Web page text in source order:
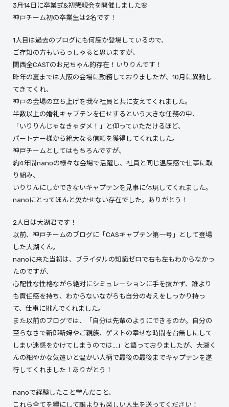
3月14日に卒業式&初懇親会を開催しました🌸
神戸チーム初の卒業生は2名です！
1人目は過去のブログにも何度か登場しているので、
ご存知の方もいらっしゃると思いますが、
関西全CASTのお兄ちゃん的存在！いりりんです！
昨年の夏までは大阪の会場に勤務しておりましたが、10月に異動し
てきてくれ、
神戸の会場の立ち上げを我々社員と共に支えてくれました。
半数以上の婚礼キャプテンを任せするという大きな任務の中、
「いりりんじゃなきゃダメ！」と仰っていただけるほど、
パートナー様から絶大なる信頼を獲得してくれました。
神戸チームとしてはもちろんですが、
約4年間nanoの様々な会場で活躍し、社員と同じ温度感で仕事に取
り組み、
いりりんにしかできないキャプテンを見事に体現してくれました。
nanoにとってほんと欠かせない存在でした。ありがとう！
2人目は大湖君です！
以前、神戸チームのブログに「CASキャプテン第一号」として登場
した大湖くん。
nanoに来た当初は、ブライダルの知識ゼロで右も左もわからなかっ
たのですが、
心配性な性格ながら絶対にシミュレーションに手を抜かず、誰より
も責任感を持ち、わからないながらも自分の考えをしっかり持っ
て、仕事に挑んでくれました。
また以前のブログでは、「自分は先輩のようにできるのか。自分の
至らなさで新郎新婦やご親族、ゲストの幸せな時間を台無しにして
しまい迷惑をかけてしまうのでは…」と語っておりましたが、大湖く
んの細やかな気遣いと温かい人柄で最後の最後までキャプテンを遂
行してくれました！ありがとう！
nanoで経験したこと学んだこと、
これら全てを糧にして誰よりも楽しい人生を送ってください！